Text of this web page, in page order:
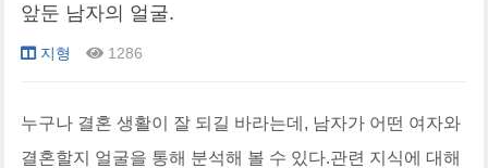
›
앞둔 남자의 얼굴.
지형 1286
누구나 결혼 생활이 잘 되길 바라는데, 남자가 어떤 여자와
결혼할지 얼굴을 통해 분석해 볼 수 있다.관련 지식에 대해